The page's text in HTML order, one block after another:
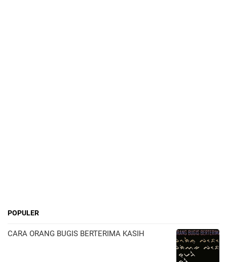
POPULER
CARA ORANG BUGIS BERTERIMA KASIH